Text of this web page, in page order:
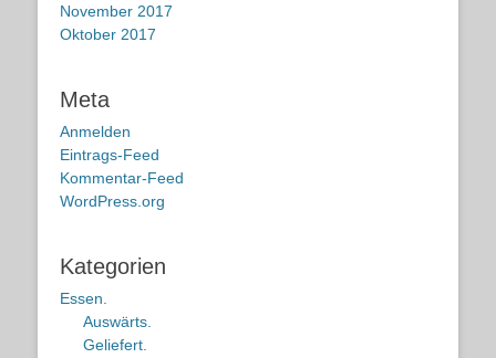
November 2017
Oktober 2017
Meta
Anmelden
Eintrags-Feed
Kommentar-Feed
WordPress.org
Kategorien
Essen.
Auswärts.
Geliefert.